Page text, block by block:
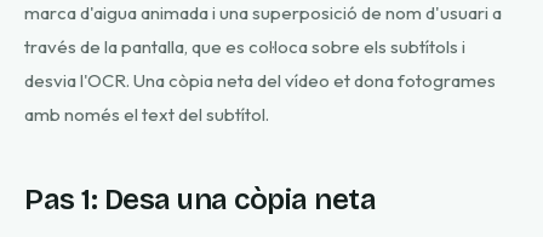
marca d'aigua animada i una superposició de nom d'usuari a
través de la pantalla, que es col·loca sobre els subtítols i
desvia l'OCR. Una còpia neta del vídeo et dona fotogrames
amb només el text del subtítol.
Pas 1: Desa una còpia neta